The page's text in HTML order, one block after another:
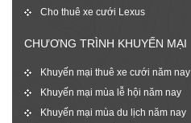
Cho thuê xe cưới Lexus
CHƯƠNG TRÌNH KHUYẾN MẠI
Khuyến mại thuê xe cưới năm nay
Khuyến mại mùa lễ hội năm nay
Khuyến mại mùa du lịch năm nay